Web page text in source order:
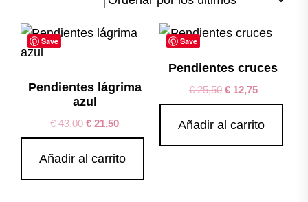
Save
Pendientes lágrima
azul
€43,00 € 21,50
Añadir al carrito
Save
Pendientes cruces
€25,50 €12,75
Añadir al carrito